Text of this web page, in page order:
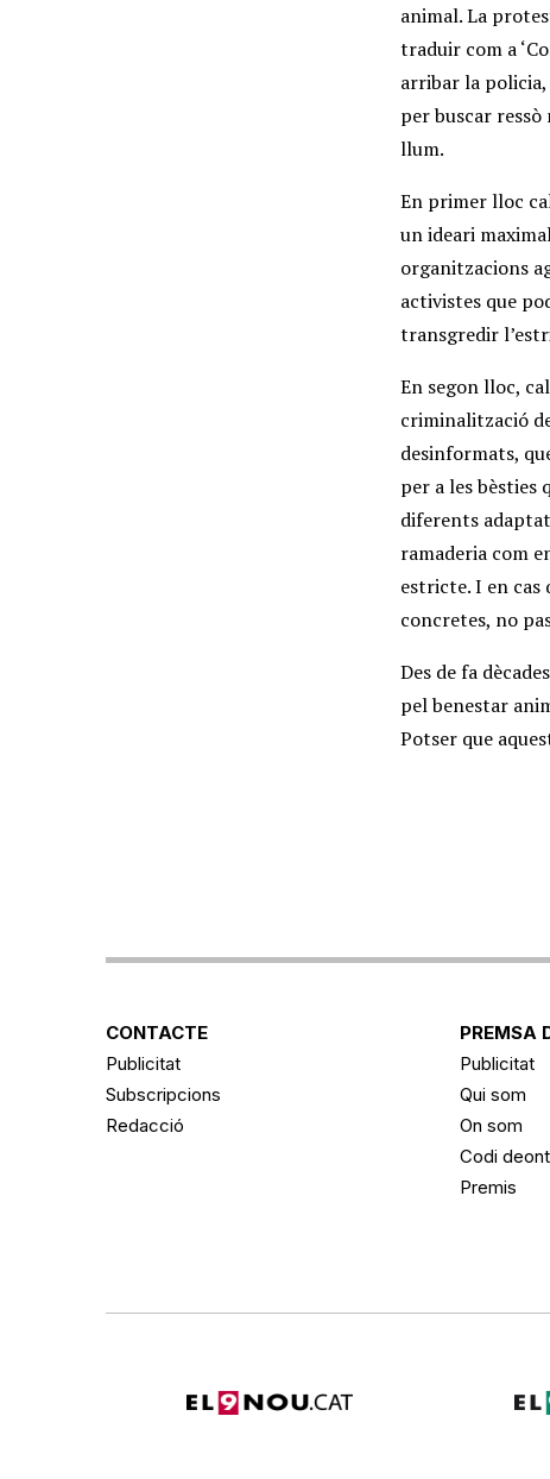
animal. La
traduir com a
arribar la policia,
per buscar
llum.
En primer lloc
un ideari
organitzacions
activistes que
transgredir
En segon lloc,
criminalització
desinformats,
per a les bèsties
diferents
ramaderia com
estricte. I en cas
concretes, no
Des de fa
pel benestar
Potser que
CONTACTE
Publicitat
Subscripcions
Redacció
PREMSA
Publicitat
Qui som
On som
Codi
Premis